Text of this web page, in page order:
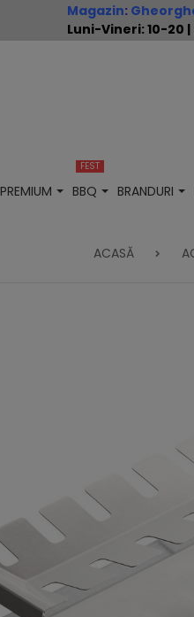
Magazin:
Luni-Vineri: 10-20
PREMIUM BBQ
FEST
BRANDURI
ACASĂ